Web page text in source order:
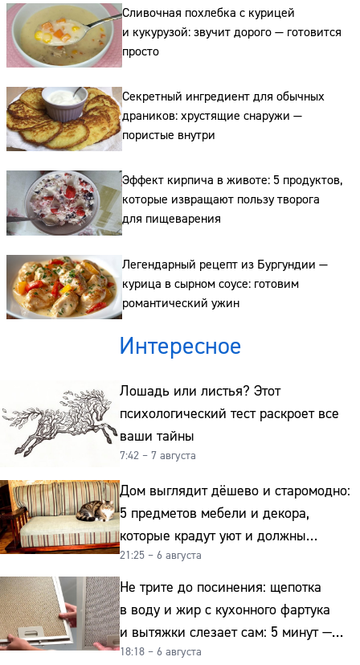
Сливочная похлебка с курицей
и кукурузой: звучит дорого — готовится
просто
Секретный ингредиент для обычных
драников: хрустящие снаружи —
пористые внутри
Эффект кирпича в животе: 5 продуктов,
которые извращают пользу творога
для пищеварения
Легендарный рецепт из Бургундии —
курица в сырном соусе: готовим
романтический ужин
Интересное
Лошадь или листья? Этот
психологический тест раскроет все
ваши тайны
7:42 – 7 августа
Дом выглядит дёшево и старомодно:
5 предметов мебели и декора,
которые крадут уют и должны
отправиться на свалку прямо сейчас
21:25 – 6 августа
Не трите до посинения: щепотка
в воду и жир с кухонного фартука
и вытяжки слезает сам: 5 минут —
и сверкает как новая
18:18 – 6 августа
Сайт:
Адрес:
Телефон: